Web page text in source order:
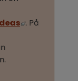
Länk till
. På